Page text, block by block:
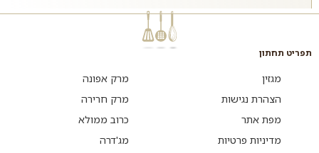
תפריט תחתון
מגזין
הצהרת נגישות
מפת אתר
מדיניות פרטיות
מרק אפונה
מרק חרירה
כרוב ממולא
מג'דרה